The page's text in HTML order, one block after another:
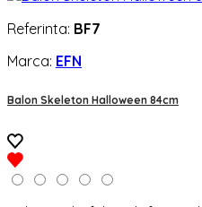
Referinta: BF7
Marca: EFN
Balon Skeleton Halloween 84cm